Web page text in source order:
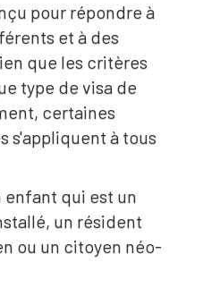
pour répondre à
et à des
que les critères
type de visa de
certaines
s'appliquent à tous
enfant qui est un
un résident
ou un citoyen néo-